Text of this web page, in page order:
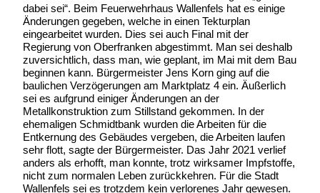
dabei sei“. Beim Feuerwehrhaus Wallenfels hat es einige
Änderungen gegeben, welche in einen Tekturplan
eingearbeitet wurden. Dies sei auch Final mit der
Regierung von Oberfranken abgestimmt. Man sei deshalb
zuversichtlich, dass man, wie geplant, im Mai mit dem Bau
beginnen kann. Bürgermeister Jens Korn ging auf die
baulichen Verzögerungen am Marktplatz 4 ein. Äußerlich
sei es aufgrund einiger Änderungen an der
Metallkonstruktion zum Stillstand gekommen. In der
ehemaligen Schmidtbank wurden die Arbeiten für die
Entkernung des Gebäudes vergeben, die Arbeiten laufen
sehr flott, sagte der Bürgermeister. Das Jahr 2021 verlief
anders als erhofft, man konnte, trotz wirksamer Impfstoffe,
nicht zum normalen Leben zurückkehren. Für die Stadt
Wallenfels sei es trotzdem kein verlorenes Jahr gewesen.